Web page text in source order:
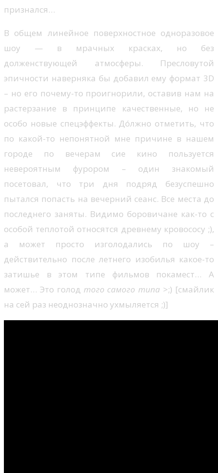
признался…
В общем линейное поверхностное одноразовое
шоу — в мрачных красках, но без
долженствующей атмосферы. Пресловутой
эпичности наверняка бы добавил ему формат 3D
– но его почему-то проигнорили, оставив нам на
растерзание в принципе качественные, но не
особо новые спецэффекты. Дóлжно отметить, что
по какой-то непонятной мне причине в нашем
городе по вечерам сие кино пользуется
невероятным фурором – один знакомый
посетовал, что три дня подряд безуспешно
пытался попасть на вечерний сеанс. Все места до
последнего заняты. Видимо боровичане как-то с
особой теплотой относятся древнему кровососу ;),
а может просто изголодались по шоу –
действительно после летнего изобилья какое-то
затишье в этом типе фильмов покамест… А
может… Это голод того самого типа >;) [смайлик
на сей раз неоднозначно ухмыляется ;)]